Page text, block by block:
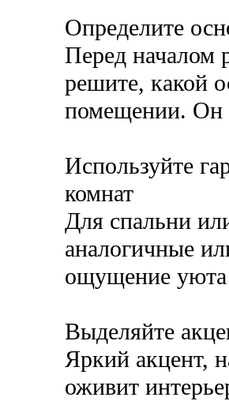
Определите
Перед началом
решите, какой
помещении. Он
Используйте
комнат
Для спальни
аналогичные
ощущение уюта
Выделяйте
Яркий акцент,
оживит